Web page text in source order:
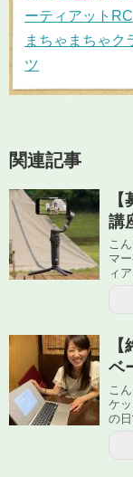
ーティアットRC
まちゃまちゃク
ツ
関連記事
講
こ
マ
ィ
ベ
こ
ケ
の日